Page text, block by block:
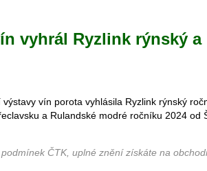
vyhrál Ryzlink rýnský a
vín porota vyhlásila Ryzlink rýnský
a Rulandské modré ročníku 2024 od
ČTK, uplné znění získáte na